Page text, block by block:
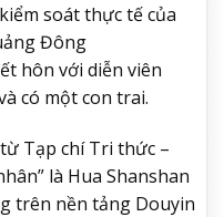
soát thực tế của
Đông
hôn với diễn viên
có một con trai.
Tạp chí Tri thức –
là Hua Shanshan
trên nền tảng Douyin